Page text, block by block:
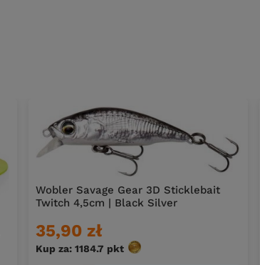
Wobler Savage Gear 3D Sticklebait
Twitch 4,5cm | Black Silver
35,90 zł
Kup za: 1184.7 pktpunktów